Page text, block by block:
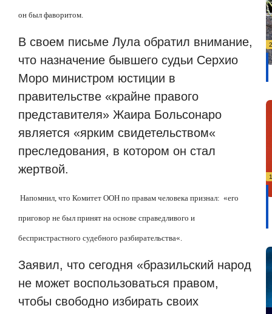
он был фаворитом.
В своем письме Лула обратил внимание,
что назначение бывшего судьи Серхио
Моро министром юстиции в
правительстве «крайне правого
представителя» Жаира Больсонаро
является «ярким свидетельством«
преследования, в котором он стал
жертвой.
Напомнил, что Комитет ООН по правам человека признал: «его
приговор не был принят на основе справедливого и
беспристрастного судебного разбирательства«
Заявил, что сегодня «бразильский народ
не может воспользоваться правом,
чтобы свободно избирать своих